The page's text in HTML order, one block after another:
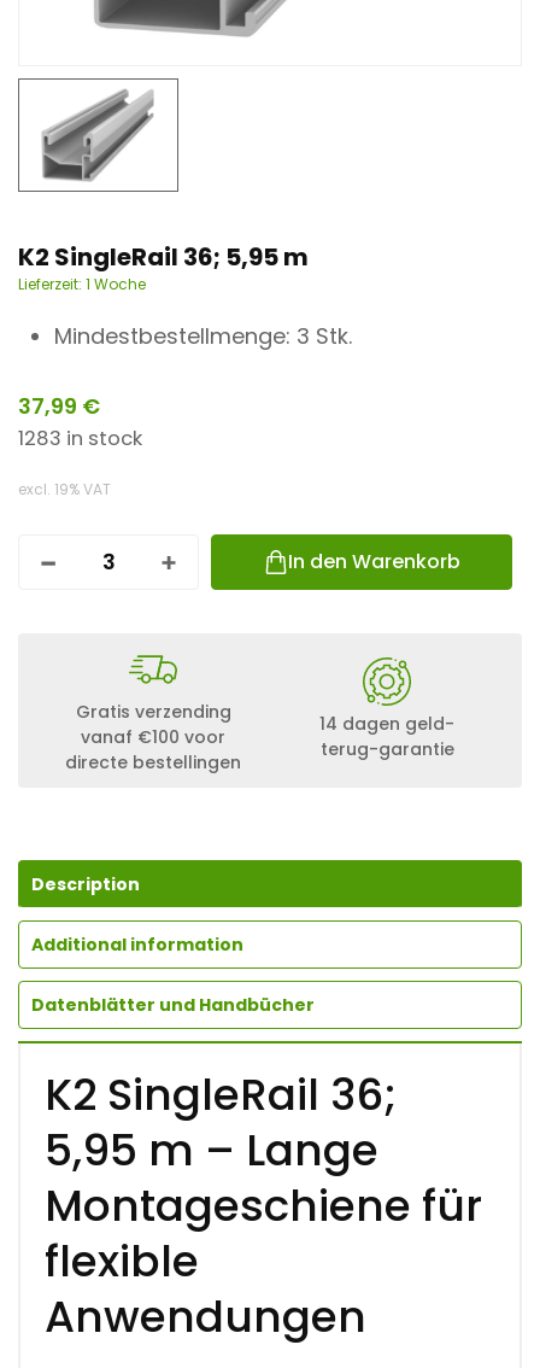
K2 SingleRail 36; 5,95 m
Lieferzeit: 1 Woche
Mindestbestellmenge: 3 Stk.
37,99 €
1283 in stock
excl. 19% VAT
5
,
9
M
Q
U
A
In den Warenkorb
Gratis verzending
vanaf €100 voor
directe bestellingen
14 dagen geld-
terug-garantie
Description
Additional information
Datenblätter und Handbücher
K2 SingleRail 36;
5,95 m – Lange
Montageschiene für
flexible
Anwendungen